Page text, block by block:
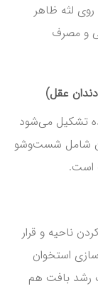
لثه ظاهر
و مصرف
عقل)
تشکیل می‌شود
شامل شست‌وشو
است.
ناحیه و قرار
استخوان
رشد بافت هم